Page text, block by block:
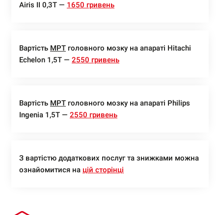
Airis II 0,3Т — 1650 гривень
Вартість МРТ головного мозку на апараті Hitachi
Echelon 1,5Т — 2550 гривень
Вартість МРТ головного мозку на апараті Philips
Ingenia 1,5Т — 2550 гривень
З вартістю додаткових послуг та знижками можна
ознайомитися на цій сторінці